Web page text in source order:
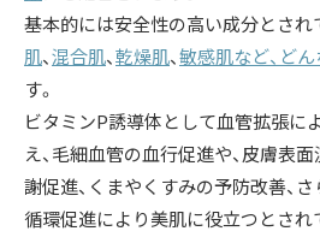
基本的には安全性の高い成分とされ
肌、混合肌、乾燥肌、敏感肌など、ど
す。
ビタミンP誘導体として血管拡張に
え、毛細血管の血行促進や、皮膚表
謝促進、くまやくすみの予防改善、
循環促進により美肌に役立つとされ